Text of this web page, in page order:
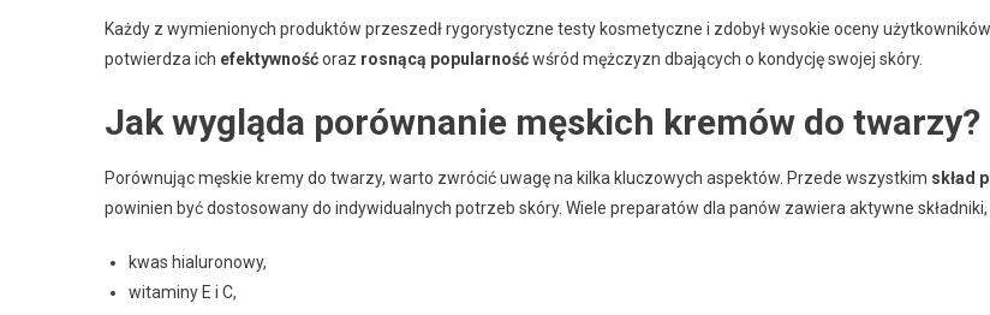
Każdy z wymienionych produktów przeszedł rygorystyczne testy kosmetyczne i zdobył wysokie oceny
potwierdza ich efektywnośćoraz rosnącą popularnośćwśród mężczyzn dbających o kondycję swojej skóry.
Jak wygląda porównanie męskich kremów do twarzy?
Porównując męskie kremy do twarzy, warto zwrócić uwagę na kilka kluczowych aspektów. Przede wszystkim skład
powinien być dostosowany do indywidualnych potrzeb skóry. Wiele preparatów dla panów zawiera aktywne składniki,
kwas hialuronowy,
witaminy E i C,